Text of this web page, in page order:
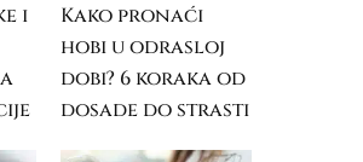
i
Kako pronaći
hobi u odrasloj
dobi? 6 koraka od
dosade do strasti